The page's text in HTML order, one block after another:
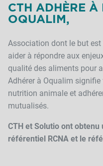
CTH ADHÈRE À
OQUALIM,
Association dont le but
aider à répondre aux
qualité des aliments pour
Adhérer à Oqualim
nutrition animale et
mutualisés.
CTH et Solutio ont
référentiel RCNA et le